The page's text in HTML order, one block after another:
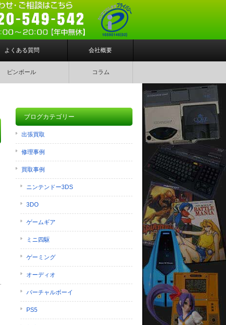
よくある質問 会社概要
ピンボール コラム
ブログカテゴリー
出張買取
修理事例
買取事例
ニンテンドー3DS
3DO
ゲームギア
ミニ四駆
ゲーミング
オーディオ
バーチャルボーイ
PS5